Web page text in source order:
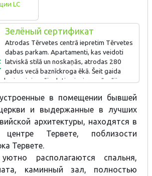
LC
Зелёный сертификат
Atrodas Tērvetes centrā iepretim Tērvetes
dabas parkam. Apartamenti, kas veidoti
latviskā stilā un noskaņās, atrodas 280
gadus vecā baznīckroga ēkā. Šeit gaida
kuriem ir iespēja doties izziņas pārgājienos
apartaments, vēsturiskajai ēkai atjaunots
в помещении бывшей
и выдержанные в лучших
архитектуры, находятся в
центре Тервете, поблизости
Тервете.
располагаются спальня,
каминный зал, полностью